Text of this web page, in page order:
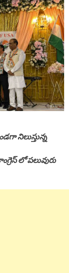
నిలుస్తున్న
లో పలువురు